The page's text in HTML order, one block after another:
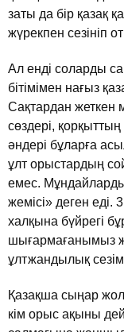
заты да бiр қазақ
жүрекпен сезiнiп
Ал ендi соларды
бiтiмiмен нағыз
Сақтардан жеткен
сөздерi,
әндерi бұларға
ұлт орыстардың
емес.
жемiсi» деген едi.
халқына бүйрегi
шығармағанымыз
ұлтжандылық сезiм
Қазақша сыңар
кiм орыс ақыны